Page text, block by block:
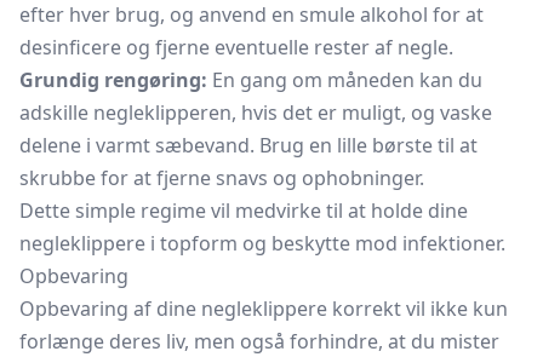
efter hver brug, og anvend en smule alkohol for at
desinficere og fjerne eventuelle rester af negle.
Grundig rengøring: En gang om måneden kan du
adskille negleklipperen, hvis det er muligt, og vaske
delene i varmt sæbevand. Brug en lille børste til at
skrubbe for at fjerne snavs og ophobninger.
Dette simple regime vil medvirke til at holde dine
negleklippere i topform og beskytte mod infektioner.
Opbevaring
Opbevaring af dine negleklippere korrekt vil ikke kun
forlænge deres liv, men også forhindre, at du mister